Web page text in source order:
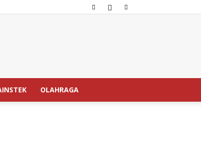
OLAHRAGA